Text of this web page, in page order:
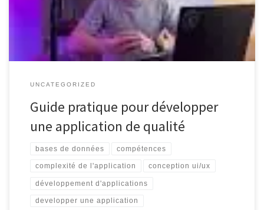
leurs utilisateurs. Que ce soit pour une application mobile, web ou
desktop, le processus […]
UNCATEGORIZED
Guide pratique pour développer
une application de qualité
bases de données compétences
complexité de l'application conception ui/ux
développement d'applications
developper une application